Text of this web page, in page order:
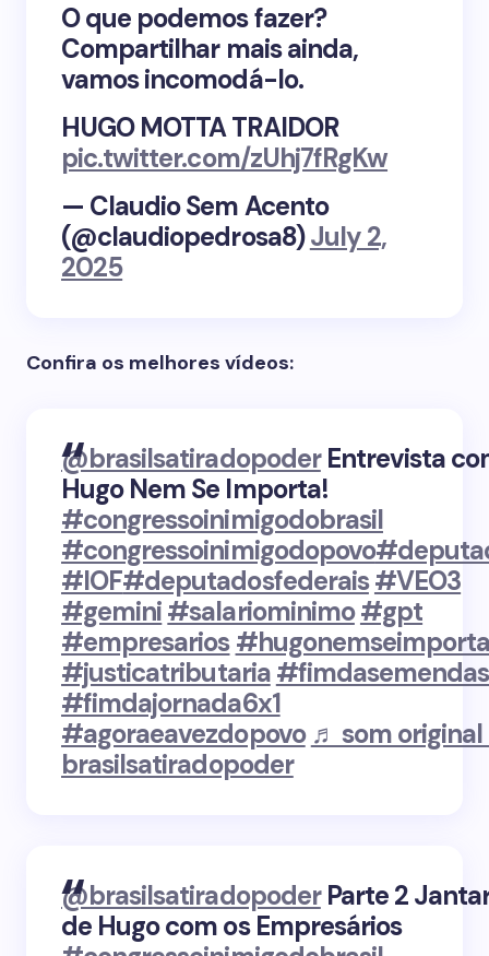
O que podemos fazer?
Compartilhar mais ainda,
vamos incomodá-lo.
HUGO MOTTA TRAIDOR
pic.twitter.com/zUhj7fRgKw
— Claudio Sem Acento
(@claudiopedrosa8)July 2,
2025
Confira os melhores vídeos:
@brasilsatiradopoderEntrevista
Hugo Nem Se Importa!
#congressoinimigodobrasil
#congressoinimigodopovo
#IOF#deputadosfederais#VEO3
#gemini#salariominimo#gpt
#empresarios
#justicatributaria #fimdasemendas
#fimdajornada6x1
#agoraeavezdopovo ♬ som
brasilsatiradopoder
@brasilsatiradopoderParte 2
de Hugo com os Empresários